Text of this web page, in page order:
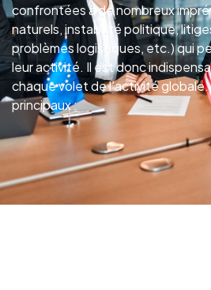
confrontées à de nombreux
naturels, instabilité politique,
problèmes logistiques, etc.) qui
leur activité. Il est donc
chaque volet de l’activité globale.
principaux :